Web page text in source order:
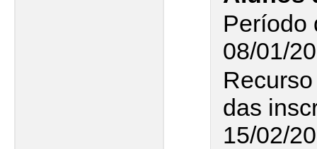
Período
08/01/
das
15/02/